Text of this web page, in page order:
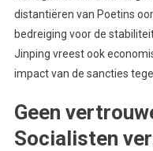
distantiëren van Poetins
bedreiging voor de
Jinping vreest ook
impact van de sancties
Geen
Socialisten